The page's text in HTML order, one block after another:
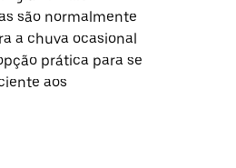
são normalmente
a chuva ocasional
prática para se
aos